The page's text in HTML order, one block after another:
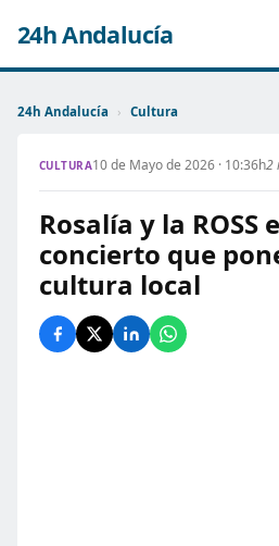
24h Andalucía
24h Andalucía › Cultura
CULTURA10 de Mayo de 2026 · 10:36h2
Rosalía y la ROSS
concierto que
cultura local